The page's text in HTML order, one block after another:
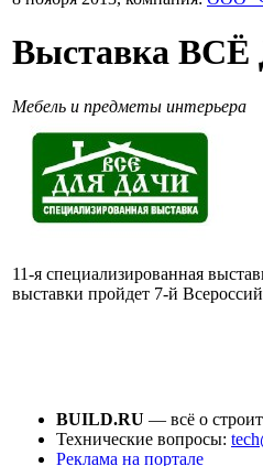
Выставка
Мебель и предметы интерьера
11-я специализированная
выставки пройдет 7-й
BUILD.RU — всё о
Технические вопросы:
Реклама на портале